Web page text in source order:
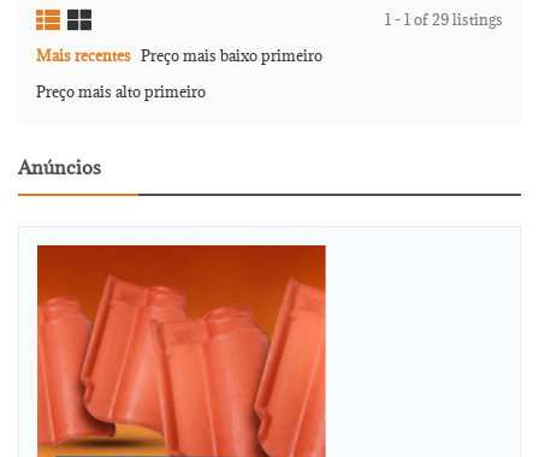
1 - 1 of 29 listings
Mais recentes Preço mais baixo primeiro
Preço mais alto primeiro
Anúncios